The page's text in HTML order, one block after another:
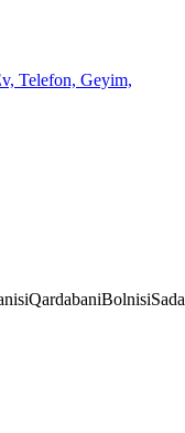
QardabaniBolnisi